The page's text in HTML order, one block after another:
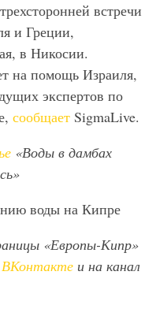
встречи
и Греции,
в Никосии.
на помощь Израиля,
экспертов по
сообщает SigmaLive.
«Воды в дамбах
воды на Кипре
«Европы-Кипр»
ВКонтакте и на канал